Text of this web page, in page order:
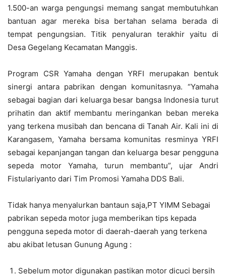
1.500-an warga pengungsi memang sangat membutuhkan
bantuan agar mereka bisa bertahan selama berada di
tempat pengungsian. Titik penyaluran terakhir yaitu di
Desa Gegelang Kecamatan Manggis.
Program CSR Yamaha dengan YRFI merupakan bentuk
sinergi antara pabrikan dengan komunitasnya. “Yamaha
sebagai bagian dari keluarga besar bangsa Indonesia turut
prihatin dan aktif membantu meringankan beban mereka
yang terkena musibah dan bencana di Tanah Air. Kali ini di
Karangasem, Yamaha bersama komunitas resminya YRFI
sebagai kepanjangan tangan dan keluarga besar pengguna
sepeda motor Yamaha, turun membantu”, ujar Andri
Fistulariyanto dari Tim Promosi Yamaha DDS Bali.
Tidak hanya menyalurkan bantaun saja,PT YIMM Sebagai
pabrikan sepeda motor juga memberikan tips kepada
pengguna sepeda motor di daerah-daerah yang terkena
abu akibat letusan Gunung Agung :
Sebelum motor digunakan pastikan motor dicuci bersih